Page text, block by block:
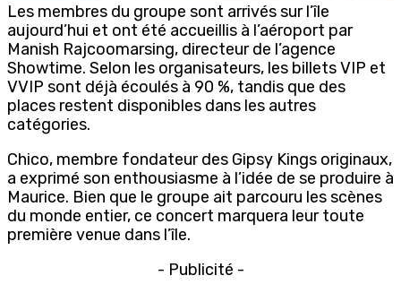
Les membres du groupe sont arrivés sur l’île
aujourd’hui et ont été accueillis à l’aéroport par
Manish Rajcoomarsing, directeur de l’agence
Showtime. Selon les organisateurs, les billets VIP et
VVIP sont déjà écoulés à 90 %, tandis que des
places restent disponibles dans les autres
catégories.
Chico, membre fondateur des Gipsy Kings originaux,
a exprimé son enthousiasme à l’idée de se produire à
Maurice. Bien que le groupe ait parcouru les scènes
du monde entier, ce concert marquera leur toute
première venue dans l’île.
- Publicité -